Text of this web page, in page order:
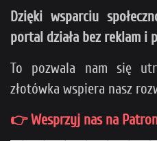
Dzięki wsparciu
portal działa bez reklam
To pozwala nam się
złotówka wspiera nasz
👉 Wesprzyj nas na